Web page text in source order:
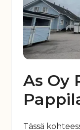
As Oy
Tässä